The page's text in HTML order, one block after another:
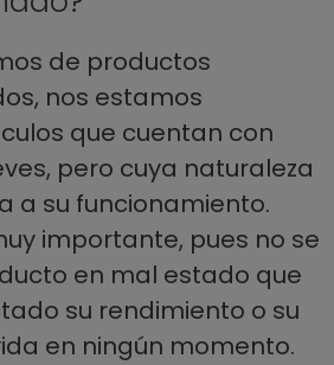
de productos
nos estamos
que cuentan con
pero cuya naturaleza
a su funcionamiento.
importante, pues no se
en mal estado que
su rendimiento o su
en ningún momento.